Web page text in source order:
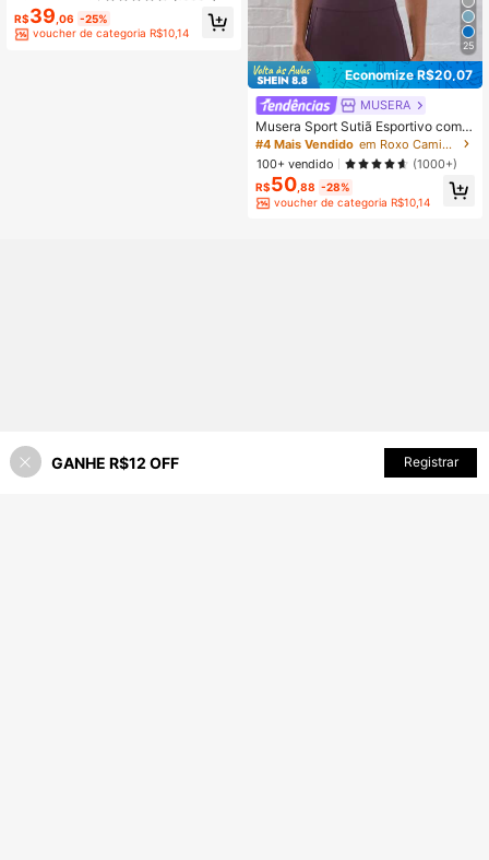
pped para Exercícios, Sutiã de Yoga
Plissado Sem Costura com Bojo Ro
sa Primavera, Athleisure
#1 Mais Vendido
em Rosa Sutiãs esportivos femininos
Clientes recorrentes
R$39 ,06 -25%
voucher de categoria R$10,14
25
Economize R$20,07
MUSERA
Musera Sport Sutiã Esportivo com A
lças Finas, Decote Profundo e Cost
as Cruzadas para Atividades como
Pádel, Tênis, Pickleball, Fitness, Yo
ga, Pilates e Uso Casual Diário
#4 Mais Vendido
em Roxo Camisetas e regatas esportivas femininas
100+ vendido
(1000+)
R$50,88 -28%
voucher de categoria R$10,14
30% OFF! ADICIONAR AO CARRINHO
GANHE R$12 OFF Registrar